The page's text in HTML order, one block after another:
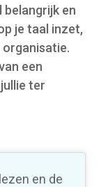
belangrijk en
je taal inzet,
een
ter
en de